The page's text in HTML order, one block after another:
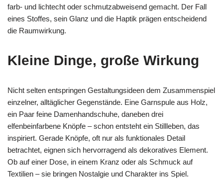
farb- und lichtecht oder schmutzabweisend gemacht. Der Fall
eines Stoffes, sein Glanz und die Haptik prägen entscheidend
die Raumwirkung.
Kleine Dinge, große Wirkung
Nicht selten entspringen Gestaltungsideen dem Zusammenspiel
einzelner, alltäglicher Gegenstände. Eine Garnspule aus Holz,
ein Paar feine Damenhandschuhe, daneben drei
elfenbeinfarbene Knöpfe – schon entsteht ein Stillleben, das
inspiriert. Gerade Knöpfe, oft nur als funktionales Detail
betrachtet, eignen sich hervorragend als dekoratives Element.
Ob auf einer Dose, in einem Kranz oder als Schmuck auf
Textilien – sie bringen Nostalgie und Charakter ins Spiel.